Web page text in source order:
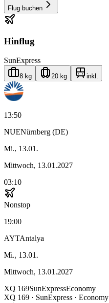
Flug buchen
Hinflug
SunExpress
8 kg 20 kg inkl.
13:50
NUENürnberg (DE)
Mi., 13.01.
Mittwoch, 13.01.2027
03:10
Nonstop
19:00
AYTAntalya
Mi., 13.01.
Mittwoch, 13.01.2027
XQ 169SunExpressEconomy
XQ 169 · SunExpress · Economy